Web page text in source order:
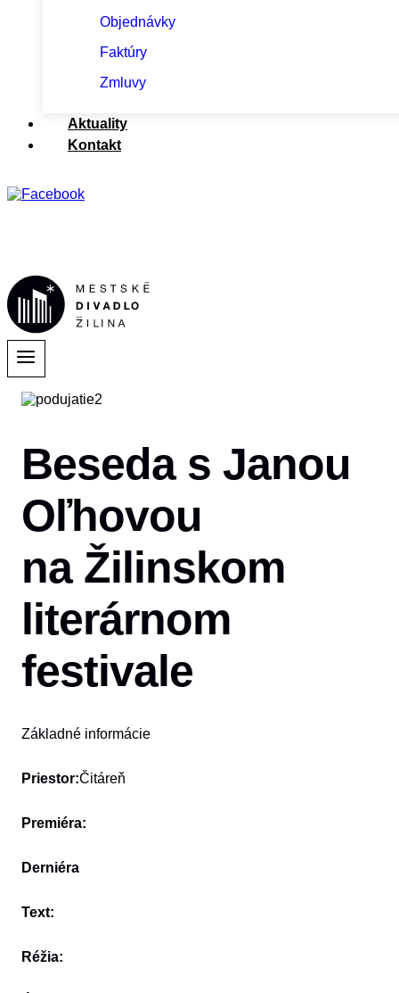
Objednávky
Faktúry
Zmluvy
Aktuality
Kontakt
Beseda s Janou
Oľhovou
na Žilinskom
literárnom
festivale
Základné informácie
Priestor:Čitáreň
Premiéra:
Derniéra
Text:
Réžia: